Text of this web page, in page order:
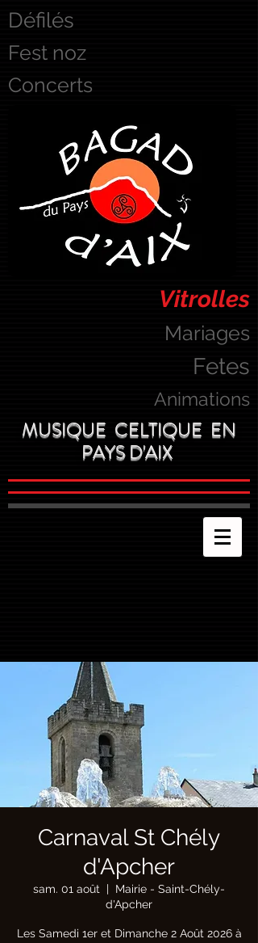
Défilés
Fest noz
Concerts
Vitrolles
Mariages
Fetes
Animations
MUSIQUE CELTIQUE EN
PAYS D'AIX
Carnaval St Chély
d'Apcher
sam. 01 août
  |
Mairie - Saint-Chély-
d'Apcher
Les Samedi 1er et Dimanche 2 Août 2026 à